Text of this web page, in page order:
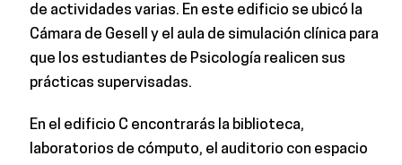
de actividades varias. En este edificio se ubicó la
Cámara de Gesell y el aula de simulación clínica para
que los estudiantes de Psicología realicen sus
prácticas supervisadas.
En el edificio C encontrarás la biblioteca,
laboratorios de cómputo, el auditorio con espacio